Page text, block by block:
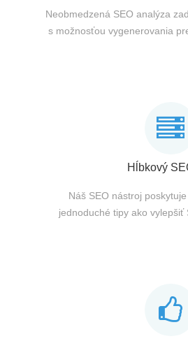
Neobmedzená SEO analýza
s možnosťou vygenerovania
Hĺbkový
Náš SEO nástroj
jednoduché tipy ako vylepšiť